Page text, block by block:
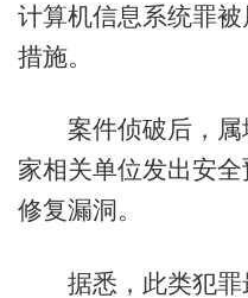
计算机信息系统罪
措施。
案件侦破后，属
家相关单位发出安
修复漏洞。
据悉，此类犯罪